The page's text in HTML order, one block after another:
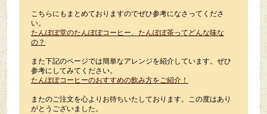
こちらにもまとめておりますのでぜひ参考になさってくださ
い。
たんぽぽ堂のたんぽぽコーヒー、たんぽぽ茶ってどんな味な
の？
また下記のページでは簡単なアレンジを紹介しています。ぜひ
参考にしてみてください。
たんぽぽコーヒーのおすすめの飲み方をご紹介！
またのご注文を心よりお待ちいたしております。この度はあり
がとうございました。